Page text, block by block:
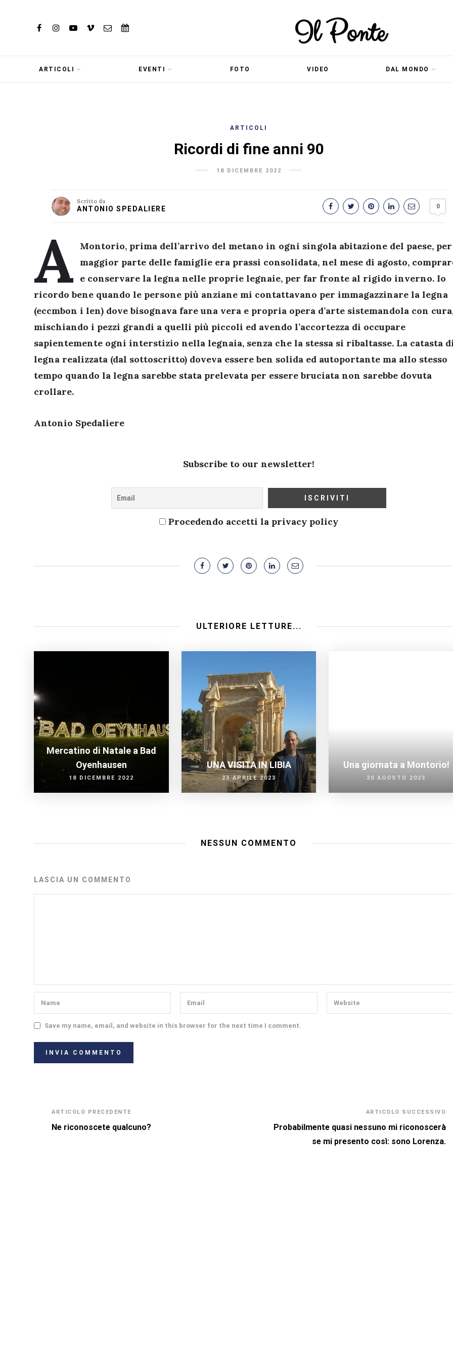
Il Ponte
ARTICOLI EVENTI FOTO VIDEO DAL MONDO
ARTICOLI
Ricordi di fine anni 90
18 DICEMBRE 2022
Scritto da
ANTONIO SPEDALIERE 0
A
Montorio, prima dell’arrivo del metano in ogni singola abitazione del paese,
maggior parte delle famiglie era prassi consolidata, nel mese di agosto,
e conservare la legna nelle proprie legnaie, per far fronte al rigido inverno. Io
ricordo bene quando le persone più anziane mi contattavano per immagazzinare la legna
(eccmbon i len) dove bisognava fare una vera e propria opera d’arte sistemandola con
mischiando i pezzi grandi a quelli più piccoli ed avendo l’accortezza di occupare
sapientemente ogni interstizio nella legnaia, senza che la stessa si ribaltasse. La catasta
legna realizzata (dal sottoscritto) doveva essere ben solida ed autoportante ma allo stesso
tempo quando la legna sarebbe stata prelevata per essere bruciata non sarebbe dovuta
crollare.
Antonio Spedaliere
Subscribe to our newsletter!
Procedendo accetti la privacy policy
ULTERIORE LETTURE...
Mercatino di Natale a Bad
Oyenhausen
18 DICEMBRE 2022
UNA VISITA IN LIBIA
23 APRILE 2023
Una giornata a Montorio!
20 AGOSTO 2023
NESSUN COMMENTO
LASCIA UN COMMENTO
Save my name, email, and website in this browser for the next time I comment.
ARTICOLO PRECEDENTE
Ne riconoscete qualcuno?
ARTICOLO SUCCESSIVO
Probabilmente quasi nessuno mi riconoscerà
se mi presento così: sono Lorenza.